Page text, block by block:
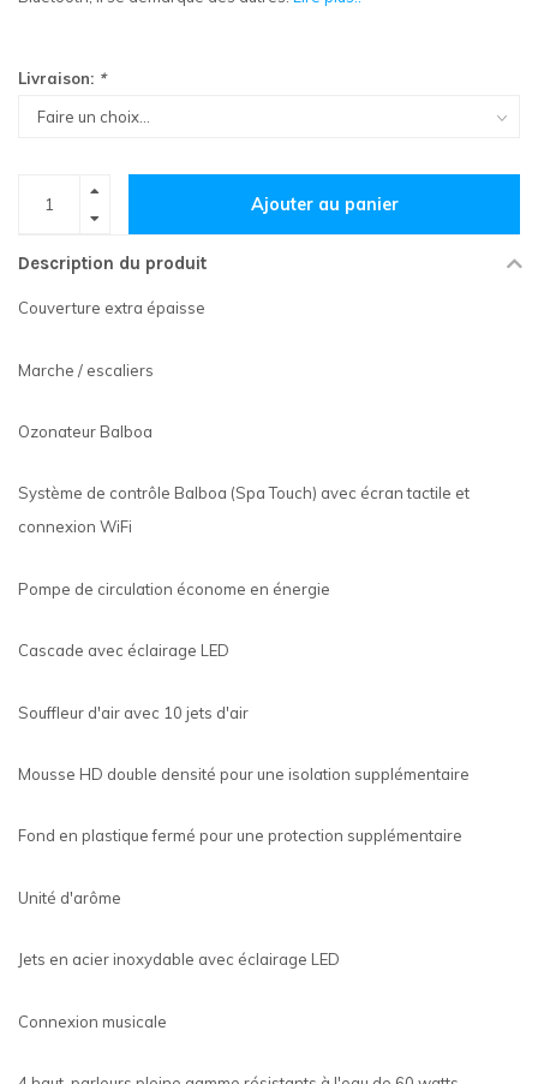
Livraison: *
Ajouter au panier
Description du produit
Couverture extra épaisse
Marche / escaliers
Ozonateur Balboa
Système de contrôle Balboa (Spa Touch) avec écran tactile et
connexion WiFi
Pompe de circulation économe en énergie
Cascade avec éclairage LED
Souffleur d'air avec 10 jets d'air
Mousse HD double densité pour une isolation supplémentaire
Fond en plastique fermé pour une protection supplémentaire
Unité d'arôme
Jets en acier inoxydable avec éclairage LED
Connexion musicale